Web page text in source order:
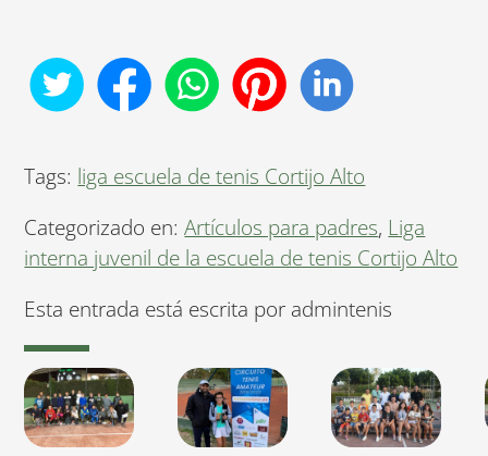
Tags: liga escuela de tenis Cortijo Alto
Categorizado en:Artículos para padres, Liga
interna juvenil de la escuela de tenis Cortijo Alto
Esta entrada está escrita por admintenis